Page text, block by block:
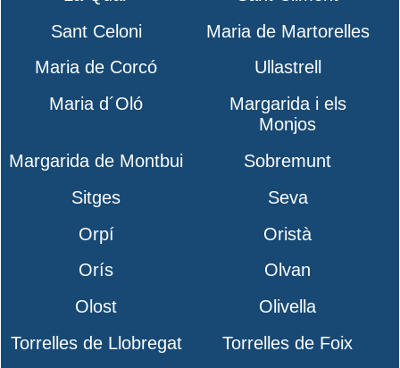
Sant Celoni
Maria de Martorelles
Maria de Corcó
Ullastrell
Maria d´Oló
Margarida i els
Monjos
Margarida de Montbui
Sobremunt
Sitges
Seva
Orpí
Oristà
Orís
Olvan
Olost
Olivella
Torrelles de Llobregat
Torrelles de Foix